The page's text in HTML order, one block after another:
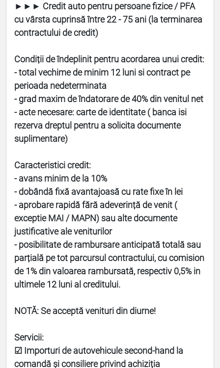
►►► Credit auto pentru persoane fizice / PFA
cu vârsta cuprinsă între 22 - 75 ani (la terminarea
contractului de credit)
Condiții de îndeplinit pentru acordarea unui credit:
- total vechime de minim 12 luni si contract pe
perioada nedeterminata
- grad maxim de îndatorare de 40% din venitul net
- acte necesare: carte de identitate ( banca isi
rezerva dreptul pentru a solicita documente
suplimentare)
Caracteristici credit:
- avans minim de la 10%
- dobândă fixă avantajoasă cu rate fixe în lei
- aprobare rapidă fără adeverință de venit (
exceptie MAI / MAPN) sau alte documente
justificative ale veniturilor
- posibilitate de rambursare anticipată totală sau
parțială pe tot parcursul contractului, cu comision
de 1% din valoarea rambursată, respectiv 0,5% in
ultimele 12 luni al creditului.
NOTĂ: Se acceptă venituri din diurne!
Servicii:
☑ Importuri de autovehicule second-hand la
comandă și consiliere privind achiziția